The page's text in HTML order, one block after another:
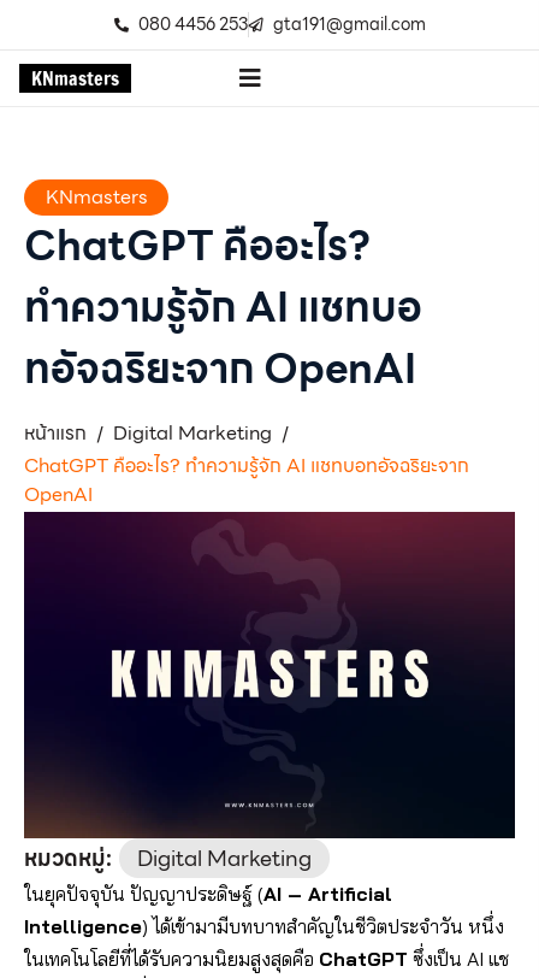
080 4456 253 gta191@gmail.com
KNmasters
KNmasters
ChatGPT คืออะไร?
ทำความรู้จัก AI แชทบอ
ทอัจฉริยะจาก OpenAI
หน้าแรก / Digital Marketing /
ChatGPT คืออะไร? ทำความรู้จัก AI แชทบอทอัจฉริยะจาก
OpenAI
หมวดหมู่: Digital Marketing
ในยุคปัจจุบัน ปัญญาประดิษฐ์ (AI – Artificial
Intelligence) ได้เข้ามามีบทบาทสำคัญในชีวิตประจำวัน หนึ่ง
ในเทคโนโลยีที่ได้รับความนิยมสูงสุดคือ ChatGPT ซึ่งเป็น AI แช